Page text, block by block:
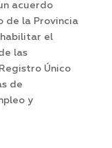
acuerdo
de la Provincia
el
las
Único
de
y